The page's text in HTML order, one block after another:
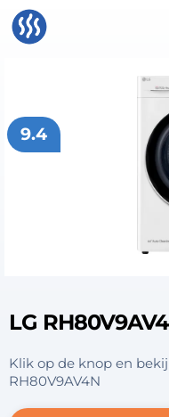
9.4
LG
Klik op de knop en
RH80V9AV4N